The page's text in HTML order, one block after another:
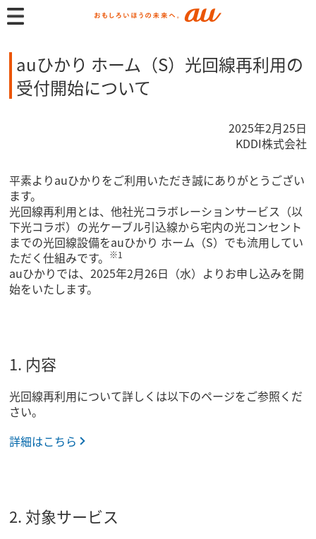
auひかり ホーム（S）光回線再利用の
受付開始について
2025年2月25日
KDDI株式会社
平素よりauひかりをご利用いただき誠にありがとうござい
ます。
光回線再利用とは、他社光コラボレーションサービス（以
下光コラボ）の光ケーブル引込線から宅内の光コンセント
までの光回線設備をauひかり ホーム（S）でも流用してい
ただく仕組みです。
※1
auひかりでは、2025年2月26日（水）よりお申し込みを開
始をいたします。
1. 内容
光回線再利用について詳しくは以下のページをご参照くだ
さい。
詳細はこちら
2. 対象サービス